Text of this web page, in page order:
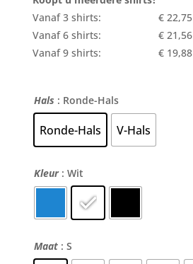
Vanaf 3 shirts:
€22,75
Vanaf 6 shirts:
€21,56
Vanaf 9 shirts:
€19,88
Hals : Ronde-Hals
Ronde-Hals V-Hals
Kleur : Wit
Maat : S